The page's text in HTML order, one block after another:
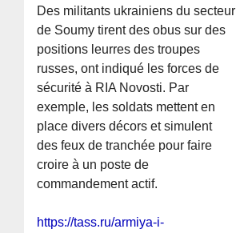
Des militants ukrainiens du secteur
de Soumy tirent des obus sur des
positions leurres des troupes
russes, ont indiqué les forces de
sécurité à RIA Novosti. Par
exemple, les soldats mettent en
place divers décors et simulent
des feux de tranchée pour faire
croire à un poste de
commandement actif.
https://tass.ru/armiya-i-